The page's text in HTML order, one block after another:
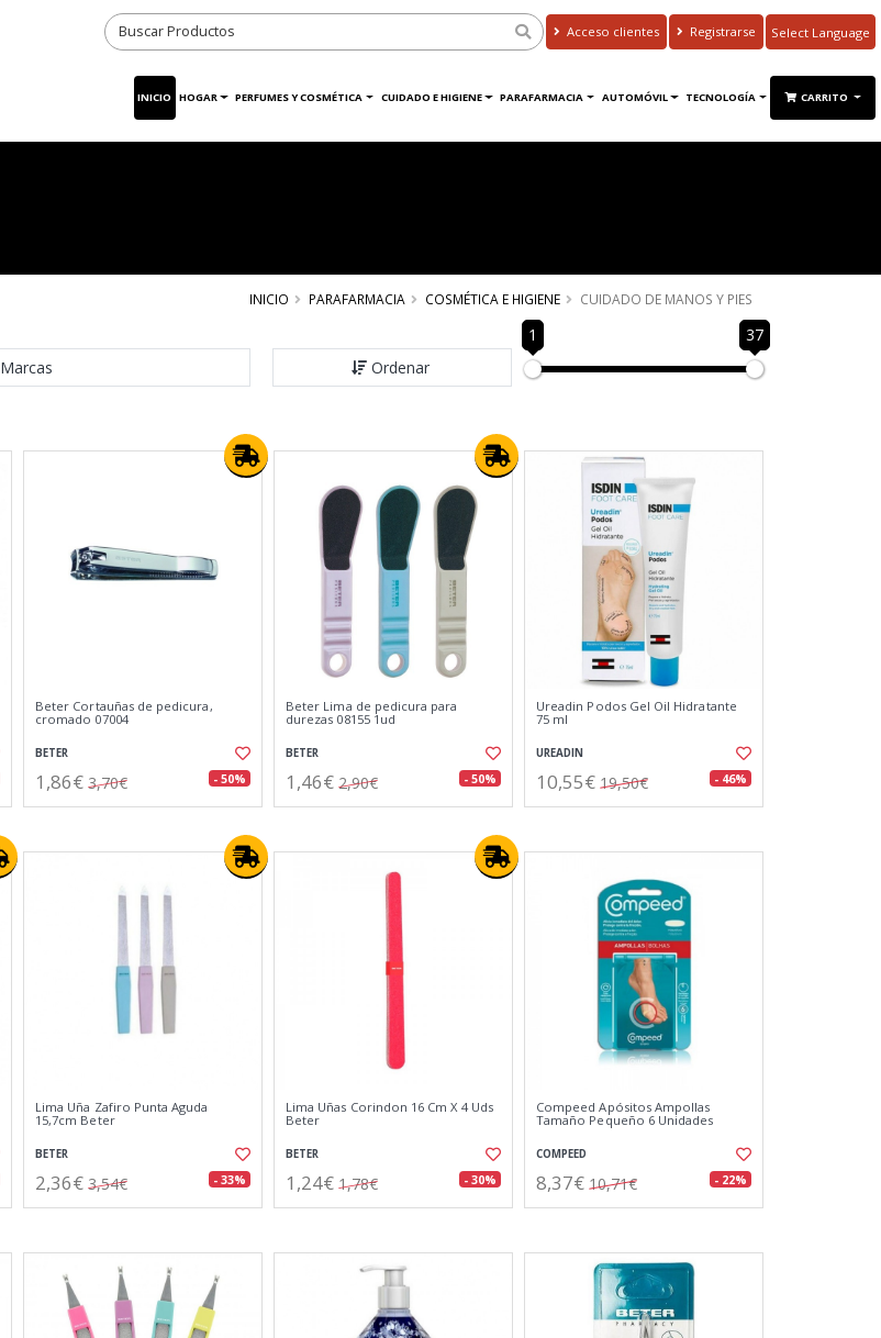
Acceso clientes Registrarse
Translate
INICIO HOGAR PERFUMES Y COSMÉTICA CUIDADO E HIGIENE PARAFARMACIA AUTOMÓVIL TECNOLOGÍA CARRITO
INICIO PARAFARMACIA COSMÉTICA E HIGIENE CUIDADO DE MANOS Y PIES
Marcas Ordenar
1 37
Beter Cortauñas de pedicura,
cromado 07004
BETER
1,86€ 3,70€ - 50%
Beter Lima de pedicura para
durezas 08155 1ud
BETER
1,46€ 2,90€ - 50%
Ureadin Podos Gel Oil Hidratante
75 ml
UREADIN
10,55€ 19,50€ - 46%
Lima Uña Zafiro Punta Aguda
15,7cm Beter
BETER
2,36€ 3,54€ - 33%
Lima Uñas Corindon 16 Cm X 4 Uds
Beter
BETER
1,24€ 1,78€ - 30%
Compeed Apósitos Ampollas
Tamaño Pequeño 6 Unidades
COMPEED
8,37€ 10,71€ - 22%